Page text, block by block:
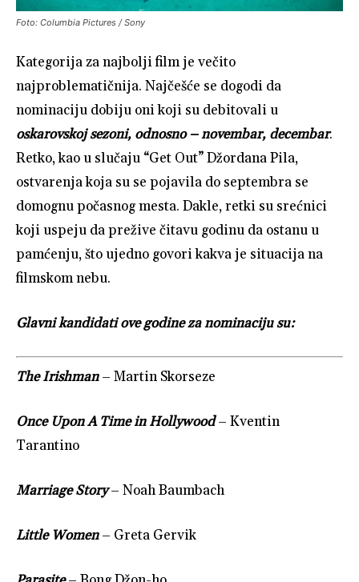
Foto: Columbia Pictures / Sony
Kategorija za najbolji film je večito
najproblematičnija. Najčešće se dogodi da
nominaciju dobiju oni koji su debitovali u
oskarovskoj sezoni, odnosno – novembar, decembar.
Retko, kao u slučaju “Get Out” Džordana Pila,
ostvarenja koja su se pojavila do septembra se
domognu počasnog mesta. Dakle, retki su srećnici
koji uspeju da prežive čitavu godinu da ostanu u
pamćenju, što ujedno govori kakva je situacija na
filmskom nebu.
Glavni kandidati ove godine za nominaciju su:
The Irishman– Martin Skorseze
Once Upon A Time in Hollywood– Kventin
Tarantino
Marriage Story– Noah Baumbach
Little Women– Greta Gervik